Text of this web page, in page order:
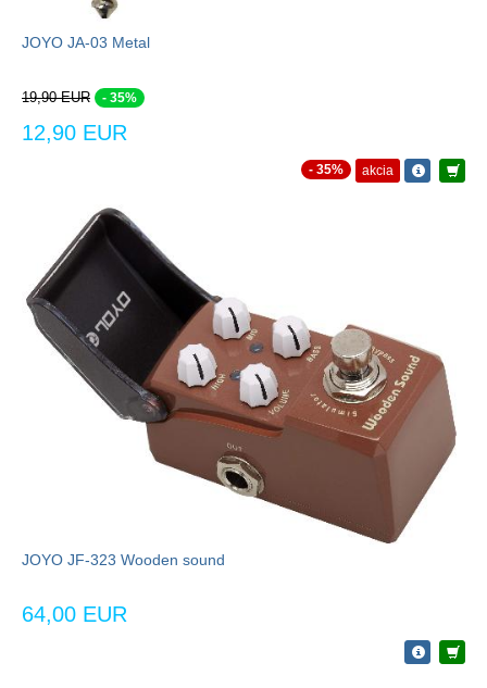
JOYO JA-03 Metal
19,90 EUR - 35%
12,90 EUR
- 35% akcia
JOYO JF-323 Wooden sound
64,00 EUR